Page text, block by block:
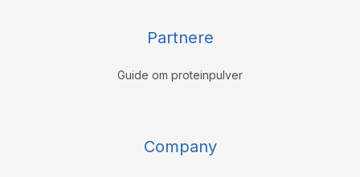
Partnere
Guide om proteinpulver
Company